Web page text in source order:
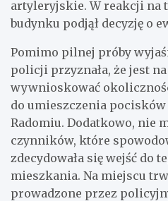
artyleryjskie. W reakcji na
budynku podjął decyzję o
Pomimo pilnej próby
policji przyznała, że jest
wywnioskować
do umieszczenia
Radomiu. Dodatkowo, nie
czynników, które
zdecydowała się wejść do
mieszkania. Na miejscu
prowadzone przez